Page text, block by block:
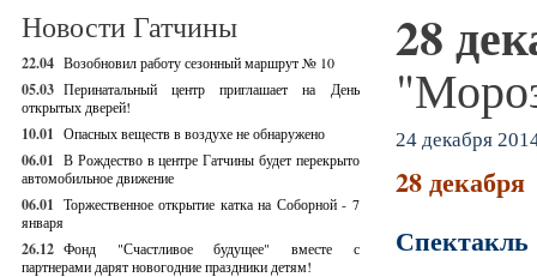
Новости Гатчины
22.04 Возобновил работу сезонный маршрут № 10
05.03 Перинатальный центр приглашает на День
открытых дверей!
10.01 Опасных веществ в воздухе не обнаружено
06.01 В Рождество в центре Гатчины будет перекрыто
автомобильное движение
06.01 Торжественное открытие катка на Соборной - 7
января
26.12 Фонд "Счастливое будущее" вместе с
партнерами дарят новогодние праздники детям!
28
24 декабря
28 декабря